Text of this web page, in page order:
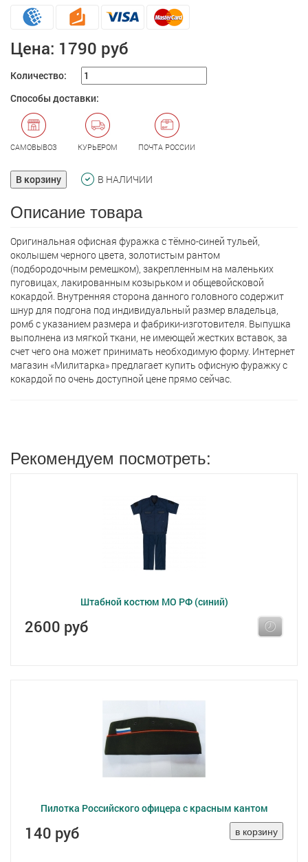
Цена: 1790 руб
Количество:
Способы доставки:
САМОВЫВОЗ КУРЬЕРОМ ПОЧТА РОССИИ
В корзину В НАЛИЧИИ
Описание товара
Оригинальная офисная фуражка с тёмно-синей тульей,
околышем черного цвета, золотистым рантом
(подбородочным ремешком), закрепленным на маленьких
пуговицах, лакированным козырьком и общевойсковой
кокардой. Внутренняя сторона данного головного содержит
шнур для подгона под индивидуальный размер владельца,
ромб с указанием размера и фабрики-изготовителя. Выпушка
выполнена из мягкой ткани, не имеющей жестких вставок, за
счет чего она может принимать необходимую форму. Интернет
магазин «Милитарка» предлагает кyпить офисную фуражку с
кокардой по очень доступной цене прямо сейчас.
Рекомендуем посмотреть:
Штабной костюм МО РФ (синий)
2600 руб
Пилотка Российского офицера с красным кантом
140 руб